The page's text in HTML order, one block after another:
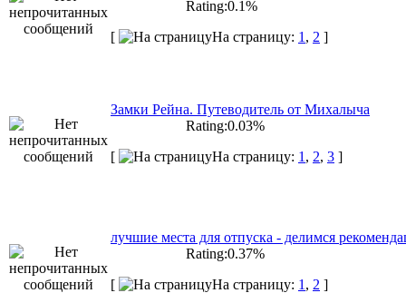
Rating:0.1%
[
На страницу: 1 , 2 ]
Замки Рейна. Путеводитель от Михалыча
Rating:0.03%
[
На страницу: 1 , 2, 3 ]
лучшие места для отпуска - делимся
Rating:0.37%
[
На страницу: 1 , 2 ]